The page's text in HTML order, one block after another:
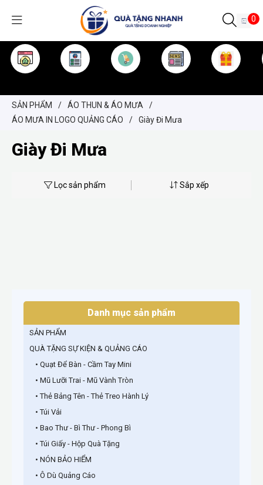
0
SẢN PHẨM / ÁO THUN & ÁO MƯA
/
ÁO MƯA IN LOGO QUẢNG CÁO
/ Giày Đi Mưa
Giày Đi Mưa
Lọc sản phẩm Sắp xếp
Danh mục sản phẩm
SẢN PHẨM
QUÀ TẶNG SỰ KIỆN & QUẢNG CÁO
• Quạt Để Bàn - Cầm Tay Mini
• Mũ Lưỡi Trai - Mũ Vành Tròn
• Thẻ Bảng Tên - Thẻ Treo Hành Lý
• Túi Vải
• Bao Thư - Bì Thư - Phong Bì
• Túi Giấy - Hộp Quà Tặng
• NÓN BẢO HIỂM
• Ô Dù Quảng Cáo